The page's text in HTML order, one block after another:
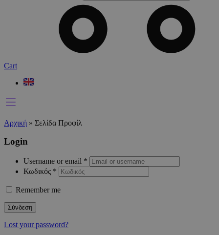
Cart
Αρχική » Σελίδα Προφίλ
Login
Username or email *
Κωδικός *
Remember me
Σύνδεση
Lost your password?